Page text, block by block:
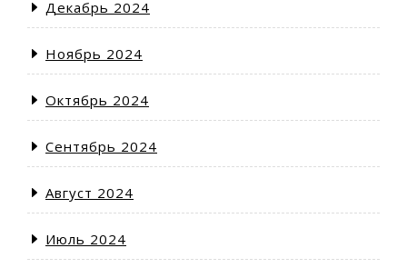
Декабрь 2024
Ноябрь 2024
Октябрь 2024
Сентябрь 2024
Август 2024
Июль 2024